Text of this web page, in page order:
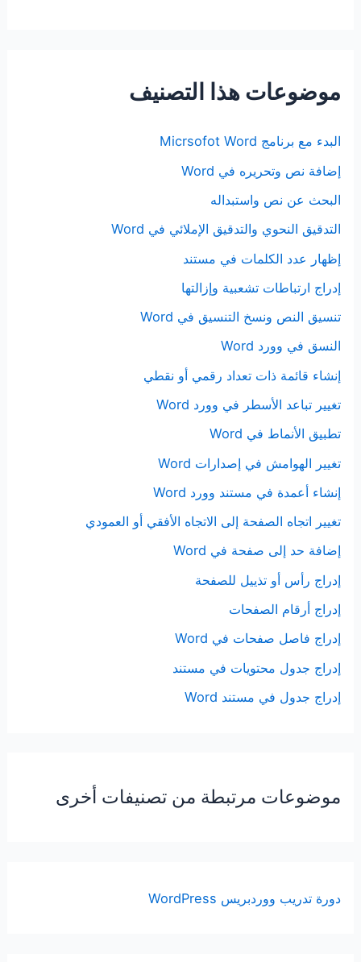
موضوعات هذا التصنيف
البدء مع برنامج Micrsofot Word
إضافة نص وتحريره في Word
البحث عن نص واستبداله
التدقيق النحوي والتدقيق الإملائي في Word
إظهار عدد الكلمات في مستند
إدراج ارتباطات تشعبية وإزالتها
تنسيق النص ونسخ التنسيق في Word
النسق في وورد Word
إنشاء قائمة ذات تعداد رقمي أو نقطي
تغيير تباعد الأسطر في وورد Word
تطبيق الأنماط في Word
تغيير الهوامش في إصدارات Word
إنشاء أعمدة في مستند وورد Word
تغيير اتجاه الصفحة إلى الاتجاه الأفقي أو العمودي
إضافة حد إلى صفحة في Word
إدراج رأس أو تذييل للصفحة
إدراج أرقام الصفحات
إدراج فاصل صفحات في Word
إدراج جدول محتويات في مستند
إدراج جدول في مستند Word
موضوعات مرتبطة من تصنيفات أخرى
دورة تدريب ووردبريس WordPress